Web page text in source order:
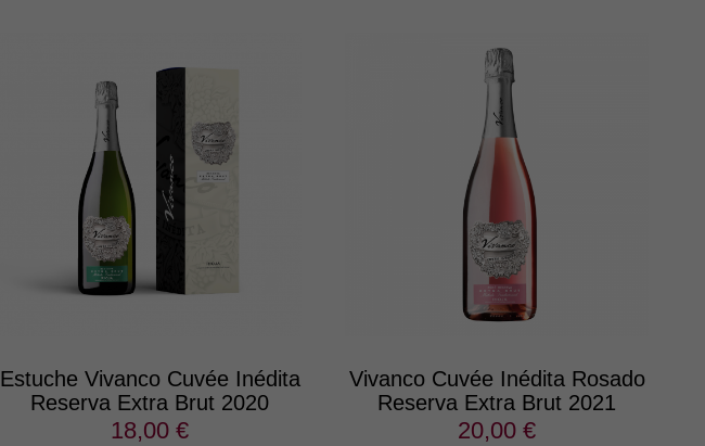
Estuche Vivanco Cuvée Inédita
Reserva Extra Brut 2020
18,00 €
Vivanco Cuvée Inédita Rosado
Reserva Extra Brut 2021
20,00 €